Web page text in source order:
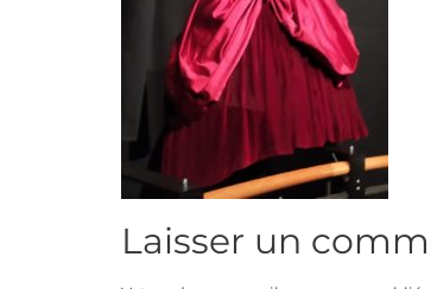
Laisser un